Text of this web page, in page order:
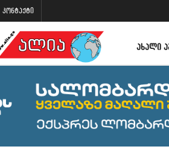
კონტაქტი
ᲐᲮᲐᲚᲘ